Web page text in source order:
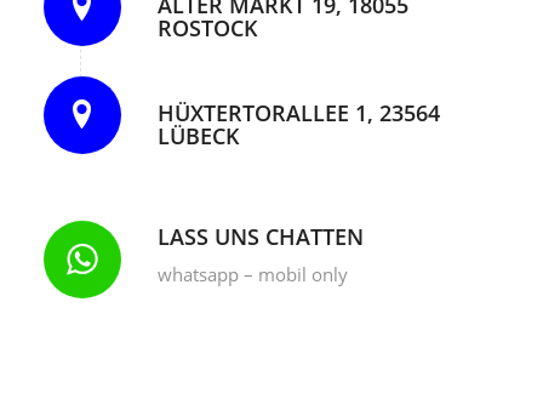
ROSTOCK
HÜXTERTORALLEE 1, 23564
LÜBECK
LASS UNS CHATTEN
whatsapp – mobil only